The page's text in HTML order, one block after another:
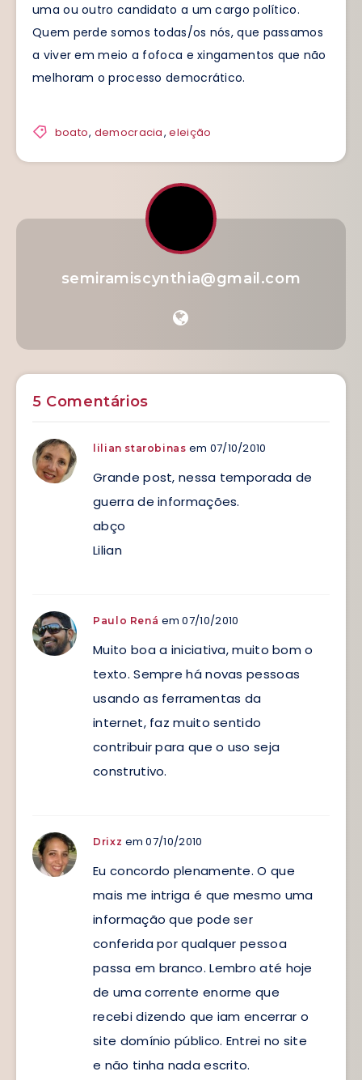
uma ou outro candidato a um cargo político.
Quem perde somos todas/os nós, que passamos
a viver em meio a fofoca e xingamentos que não
melhoram o processo democrático.
boato, democracia,eleição
semiramiscynthia@gmail.com
5 Comentários
lilian starobinas em 07/10/2010
Grande post, nessa temporada de
guerra de informações.
abço
Lilian
Paulo Rená em 07/10/2010
Muito boa a iniciativa, muito bom o
texto. Sempre há novas pessoas
usando as ferramentas da
internet, faz muito sentido
contribuir para que o uso seja
construtivo.
Drixz em 07/10/2010
Eu concordo plenamente. O que
mais me intriga é que mesmo uma
informação que pode ser
conferida por qualquer pessoa
passa em branco. Lembro até hoje
de uma corrente enorme que
recebi dizendo que iam encerrar o
site domínio público. Entrei no site
e não tinha nada escrito.